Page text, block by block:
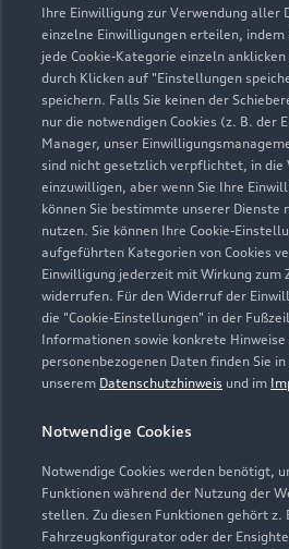
Ihre Einwilligung zur Verwendung aller
einzelne Einwilligungen erteilen, indem
jede Cookie-Kategorie einzeln
durch Klicken auf "Einstellungen
speichern. Falls Sie keinen der
nur die notwendigen Cookies (z. B. der
Manager, unser
sind nicht gesetzlich verpflichtet, in die
einzuwilligen, aber wenn Sie Ihre
können Sie bestimmte unserer Dienste
nutzen. Sie können Ihre Cookie-
aufgeführten Kategorien von Cookies
Einwilligung jederzeit mit Wirkung zum
widerrufen. Für den Widerruf der
die "Cookie-Einstellungen" in der
Informationen sowie konkrete
personenbezogenen Daten finden Sie
unserem Datenschutzhinweis und im
Notwendige Cookies
Notwendige Cookies werden benötigt,
Funktionen während der Nutzung der
stellen. Zu diesen Funktionen gehört z.
Fahrzeugkonfigurator oder der
Zur Reparatur
Zur Inspektion